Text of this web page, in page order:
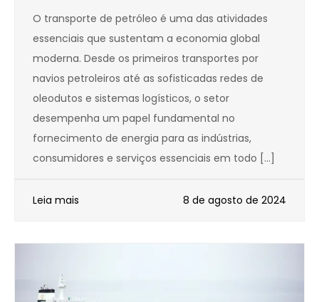
O transporte de petróleo é uma das atividades
essenciais que sustentam a economia global
moderna. Desde os primeiros transportes por
navios petroleiros até as sofisticadas redes de
oleodutos e sistemas logísticos, o setor
desempenha um papel fundamental no
fornecimento de energia para as indústrias,
consumidores e serviços essenciais em todo […]
Leia mais 8 de agosto de 2024